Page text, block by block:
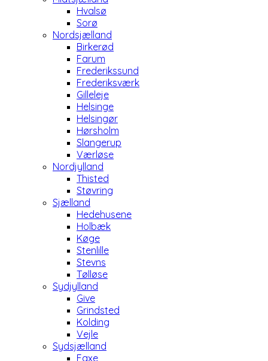
Hvalsø
Sorø
Nordsjælland
Birkerød
Farum
Frederikssund
Frederiksværk
Gilleleje
Helsinge
Helsingør
Hørsholm
Slangerup
Værløse
Nordjylland
Thisted
Støvring
Sjælland
Hedehusene
Holbæk
Køge
Stenlille
Stevns
Tølløse
Sydjylland
Give
Grindsted
Kolding
Vejle
Sydsjælland
Faxe